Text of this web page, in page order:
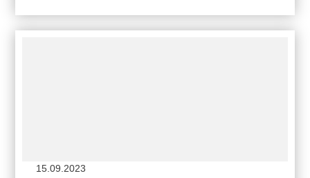
15.09.2023